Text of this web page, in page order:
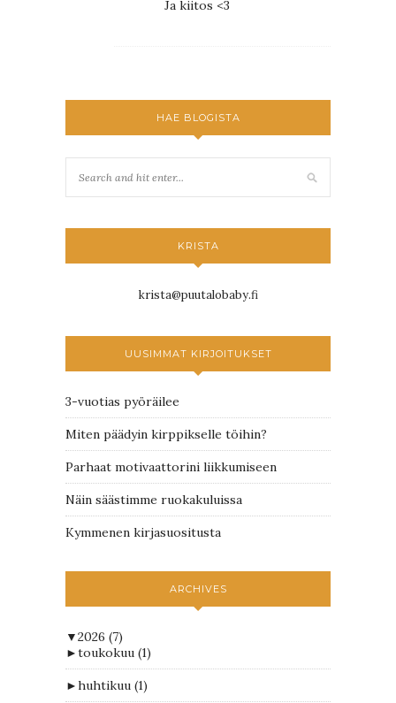
Ja kiitos <3
HAE BLOGISTA
KRISTA
krista@puutalobaby.fi
UUSIMMAT KIRJOITUKSET
3-vuotias pyöräilee
Miten päädyin kirppikselle töihin?
Parhaat motivaattorini liikkumiseen
Näin säästimme ruokakuluissa
Kymmenen kirjasuositusta
ARCHIVES
▼2026 (7)
►toukokuu (1)
►huhtikuu (1)